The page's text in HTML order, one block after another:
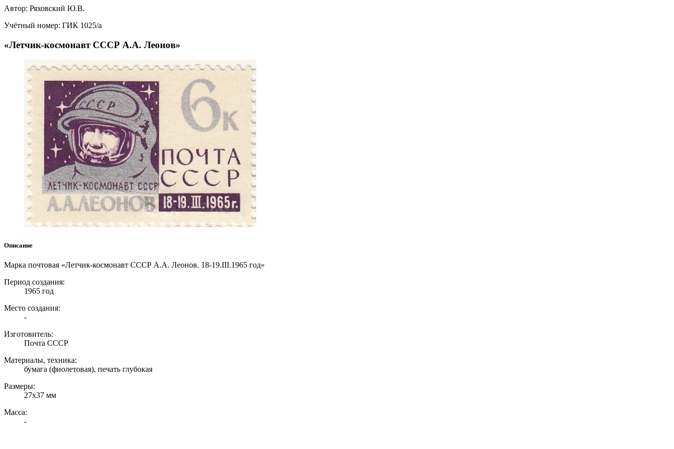
Автор: Ряховский Ю.В.
Учётный номер: ГИК 1025/а
«Летчик-космонавт СССР А.А. Леонов»
Описание
Марка почтовая «Летчик-космонавт СССР А.А. Леонов. 18-19.III.1965 год»
Период создания:
1965 год
Место создания:
-
Изготовитель:
Почта СССР
Материалы, техника:
бумага (фиолетовая), печать глубокая
Размеры:
27х37 мм
Масса:
-